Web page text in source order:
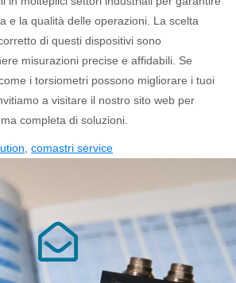
e la qualità delle operazioni. La scelta
di questi dispositivi sono
misurazioni precise e affidabili. Se
i torsiometri possono migliorare i tuoi
a visitare il nostro sito web per
completa di soluzioni.
comastri service